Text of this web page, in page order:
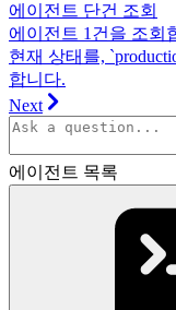
에이전트 단건 조회
에이전트 1건을 조회
현재 상태를,
합니다.
Next
에이전트 목록